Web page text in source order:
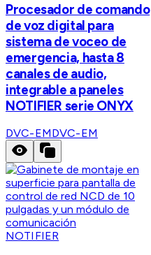
Procesador de comando
de voz digital para
sistema de voceo de
emergencia, hasta 8
canales de audio,
integrable a paneles
NOTIFIER serie ONYX
DVC-EMDVC-EM
NOTIFIER